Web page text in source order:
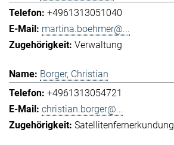
+4961313051040
martina.boehmer@...
Verwaltung
Borger, Christian
+4961313054721
christian.borger@...
Satellitenfernerkundung